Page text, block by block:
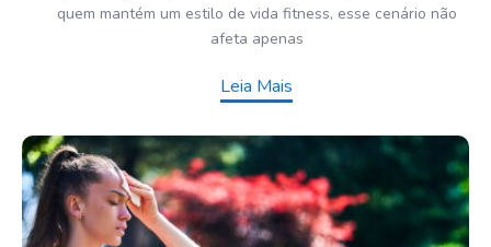
quem mantém um estilo de vida fitness, esse cenário não
afeta apenas
Leia Mais